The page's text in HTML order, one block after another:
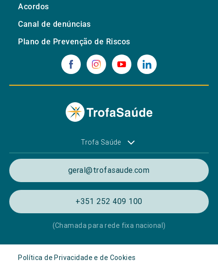
Acordos
Canal de denúncias
Plano de Prevenção de Riscos
Trofa Saúde
geral@trofasaude.com
+351 252 409 100
(Chamada para rede fixa nacional)
Política de Privacidade e de Cookies